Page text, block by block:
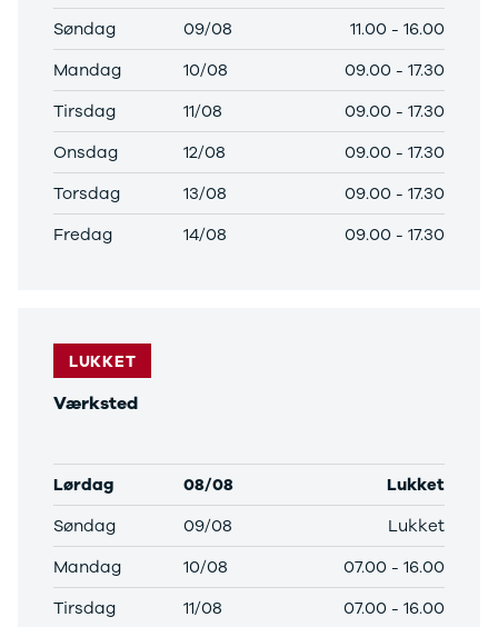
Anmeldelser
Privatleasing
Tilbud
IONIQ 3
KONA
Modeller
Anmeldelser
Privatleasing
Tilbud
IONIQ 5
Tilbud
IONIQ 5 N
Modeller
Tilbud
IONIQ 6
Modeller
Anmeldelser
Privatleasing
Tilbud
IONIQ 6 N
7 Crossback
Fiat
Se alle Fiat
Elbil
500
500C
500L
500L Wagon
Panda
500e
Elbil
SUV
Stationcar
B-Max
Bronco
C-Max
Capri
Søndag
09/08 11.00 - 16.00
Mandag
10/08 09.00 - 17.30
Tirsdag
11/08 09.00 - 17.30
Onsdag
12/08 09.00 - 17.30
Torsdag
13/08 09.00 - 17.30
Fredag
14/08 09.00 - 17.30
Værksted
LUKKET
Lørdag 08/08
Lukket
Søndag
09/08
Lukket
Mandag
10/08 07.00 - 16.00
Tirsdag
11/08 07.00 - 16.00